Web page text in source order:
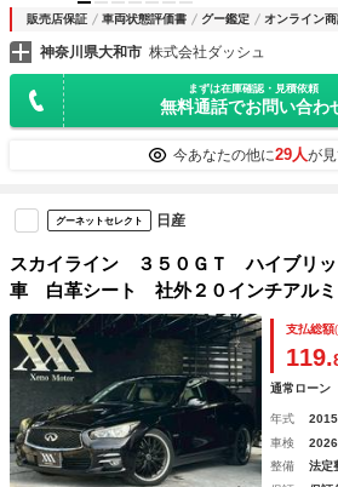
販売店保証 車両状態評価書 グー鑑定 オンライン
神奈川県大和市 株式会社ダッシュ
まずは在庫確認・見積依頼
無料通話でお問い合わ
今あなたの他に29人が
グーネットセレクト 日産
スカイライン ３５０ＧＴ ハイブリ
車 白革シート 社外２０インチアル
コントロール パワーシート シートヒ
ューモニター フルセグＴＶ Ｂｌｕ
キー Ｐスタート ＢＳＭ
支払総額
119.
通常ローン
年式
車検
2026
整備
法定